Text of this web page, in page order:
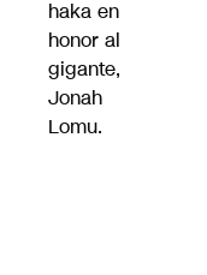
haka en
honor al
gigante,
Jonah
Lomu.